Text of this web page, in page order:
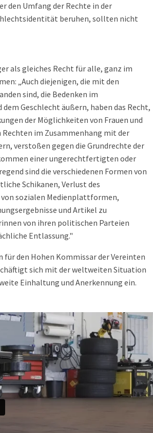
den Umfang der Rechte in der
beruhen, sollten nicht
als gleiches Recht für alle, ganz im
„Auch diejenigen, die mit den
sind, die Bedenken im
Geschlecht äußern, haben das Recht,
der Möglichkeiten von Frauen und
im Zusammenhang mit der
verstoßen gegen die Grundrechte der
einer ungerechtfertigten oder
sind die verschiedenen Formen von
Schikanen, Verlust des
sozialen Medienplattformen,
und Artikel zu
von ihren politischen Parteien
Entlassung."
den Hohen Kommissar der Vereinten
sich mit der weltweiten Situation
Einhaltung und Anerkennung ein.